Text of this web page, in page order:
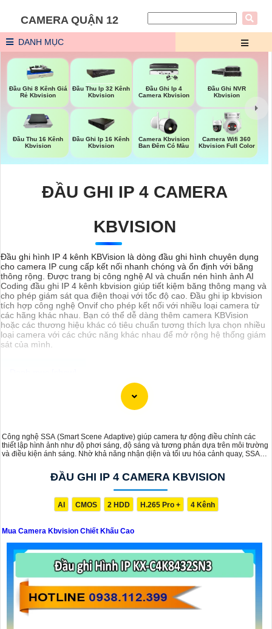
CAMERA QUẬN 12
DANH MỤC
Đầu Ghi 8 Kênh Giá
Rẻ Kbvision
Đầu Thu Ip 32 Kênh
Kbvision
Đầu Ghi Ip 4
Camera Kbvision
Đầu Ghi NVR
Kbvision
Đầu Thu 16 Kênh
Kbvision
Đầu Ghi Ip 16 Kênh
Kbvision
Camera Kbvision
Ban Đêm Có Màu
Camera Wifi 360
Kbvision Full Color
ĐẦU GHI IP 4 CAMERA
KBVISION
Đầu ghi hình IP 4 kênh KBVision là dòng đầu ghi hình chuyên dụng
cho camera IP cung cấp kết nối nhanh chóng và ổn định với băng
thông rộng. Được trang bị công nghệ AI và chuẩn nén hình ảnh AI
Coding đầu ghi IP 4 kênh kbvision giúp tiết kiệm băng thông mạng và
cho phép giám sát qua điện thoại với tốc độ cao. Đầu ghi ip kbvision
tích hợp công nghệ Onvif cho phép kết nối với nhiều loại camera từ
các hãng khác nhau. Bạn có thể dễ dàng thêm camera KBVision
hoặc các thương hiệu khác có tiêu chuẩn tương thích lựa chọn nhiều
loại camera với các chức năng khác nhau để mở rộng hệ thống giám
sát của mình.
Chào bạn, dưới đây là một mẫu tư vấn mua Camera Kbvision với
Tôi xin giới thiệu dòng sản phẩm Camera Kbvision với chất lượng cao
và giá cả phải chăng. Hiện tại, chúng tôi đang có chương trình
khuyến mãi đặc biệt, bạn có thể tận dụng để mua sản phẩm với chiết
Camera Kbvision được đánh giá cao về tính năng và hiệu suất hoạt
sẽ cung cấp cho bạn hệ thống giám sát an ninh hiệu
quả. dòng sản phẩm này cũng dễ dàng lắp đặt và sử dụng.
Nếu bạn quan tâm đến việc mua Camera Kbvision với chiết khấu
tư vấn tốt nhất.
Xin cảm ơn và chúc bạn một ngày tốt lành!
Hy vọng thông tin trên sẽ Có rất nhiều giá trị cao cấp đối với bạn.
Nếu bạn cần thêm thông tin hoặc muốn tư vấn về sản phẩm cụ thể
hơn, đừng ngần ngại để lại câu hỏi!
Công nghệ SSA (Smart Scene Adaptive) giúp camera tự động điều chỉnh các
thiết lập hình ảnh như độ phơi sáng, độ sáng và tương phản dựa trên môi trường
và điều kiện ánh sáng. Nhờ khả năng nhận diện và tối ưu hóa cảnh quay, SSA
mọi tình huống giám sát, từ ban ngày đến ban đêm.
ĐẦU GHI IP 4 CAMERA KBVISION
AI CMOS 2 HDD H.265 Pro + 4 Kênh
Mua Camera Kbvision Chiết Khấu Cao